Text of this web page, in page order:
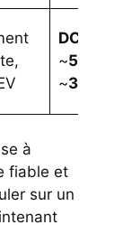
DC 60
~50 kW
~30+
à
fiable et
sur un